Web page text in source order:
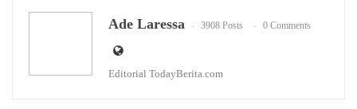
Ade Laressa 3908 Posts 0 Comments
Editorial TodayBerita.com